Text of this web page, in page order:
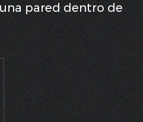
pared dentro de